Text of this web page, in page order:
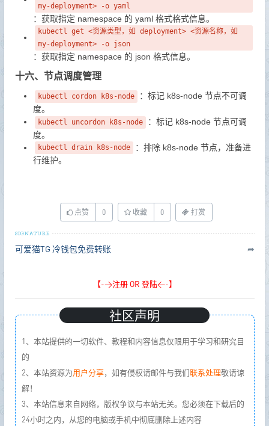
my-deployment> -o yaml
：获取指定 namespace 的 yaml 格式格式信息。
kubectl get <资源类型，如 deployment> <资源名称，如
my-deployment> -o json
：获取指定 namespace 的 json 格式信息。
十六、节点调度管理
kubectl cordon k8s-node
：标记 k8s-node 节点不可调
度。
kubectl uncordon k8s-node
：标记 k8s-node 节点可调
度。
kubectl drain k8s-node
：排除 k8s-node 节点，准备进
行维护。
点赞 0 收藏 0 打赏
可爱猫TG 冷钱包免费转账 ➦
【->注册 OR 登陆<-】
社区声明
1、本站提供的一切软件、教程和内容信息仅限用于学习和研究目
的
2、本站资源为用户分享，如有侵权请邮件与我们联系处理敬请谅
解！
3、本站信息来自网络，版权争议与本站无关。您必须在下载后的
24小时之内，从您的电脑或手机中彻底删除上述内容